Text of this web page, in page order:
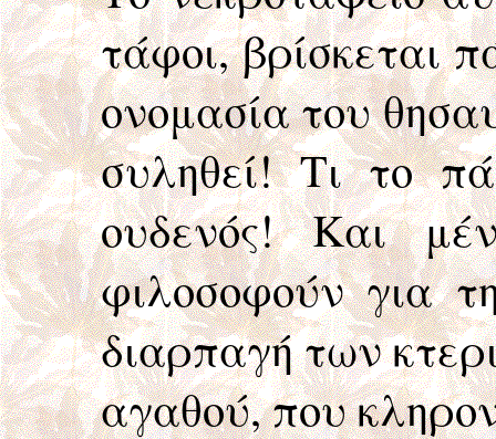
τάφοι, βρίσκεται
ονομασία του
συληθεί! Τι το
ουδενός! Και
φιλοσοφούν για
διαρπαγή των
αγαθού, που